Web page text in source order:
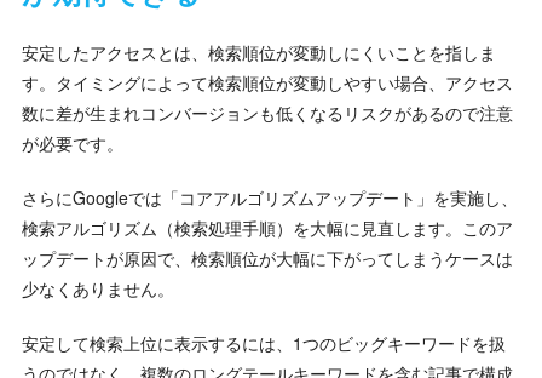
安定したアクセスとは、検索順位が変動しにくいことを指しま
す。タイミングによって検索順位が変動しやすい場合、アクセス
数に差が生まれコンバージョンも低くなるリスクがあるので注意
が必要です。
さらにGoogleでは「コアアルゴリズムアップデート」を実施し、
検索アルゴリズム（検索処理手順）を大幅に見直します。このア
ップデートが原因で、検索順位が大幅に下がってしまうケースは
少なくありません。
安定して検索上位に表示するには、1つのビッグキーワードを扱
うのではなく、複数のロングテールキーワードを含む記事で構成